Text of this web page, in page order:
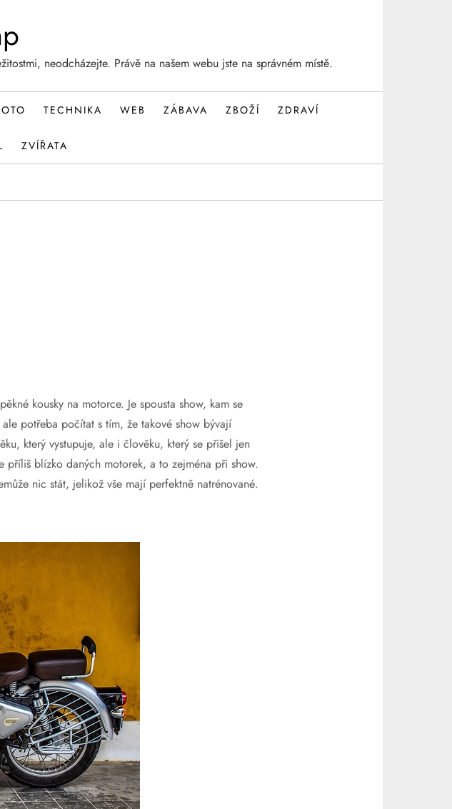
neodcházejte. Právě na našem webu jste na správném místě.
TECHNIKA WEB ZÁBAVA ZBOŽÍ ZDRAVÍ
ZVÍŘATA
kousky na motorce. Je spousta show, kam se
potřeba počítat s tím, že takové show bývají
který vystupuje, ale i člověku, který se přišel jen
příliš blízko daných motorek, a to zejména při show.
nic stát, jelikož vše mají perfektně natrénované.